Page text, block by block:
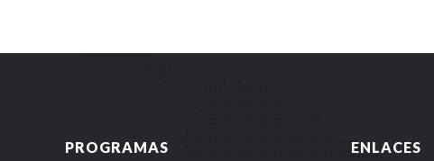
PROGRAMAS ENLACES